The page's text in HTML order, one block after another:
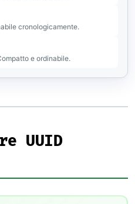
cronologicamente.
e ordinabile.
UUID